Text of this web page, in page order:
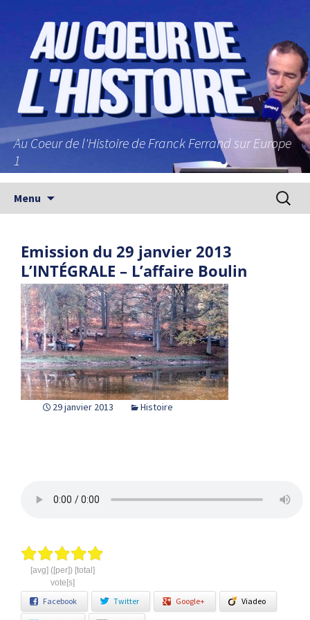
Au Coeur de l'Histoire de Franck Ferrand sur Europe
1
Menu
Emission du 29 janvier 2013
L’INTÉGRALE – L’affaire Boulin
29 janvier 2013 Histoire
[avg] ([per]) [total]
vote[s]
Facebook Twitter Google+ Viadeo